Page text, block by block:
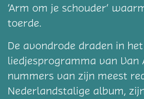
‘Arm om je schouder’
toerde.
De avondrode draden in het
liedjesprogramma van Van
nummers van zijn meest
Nederlandstalige album,